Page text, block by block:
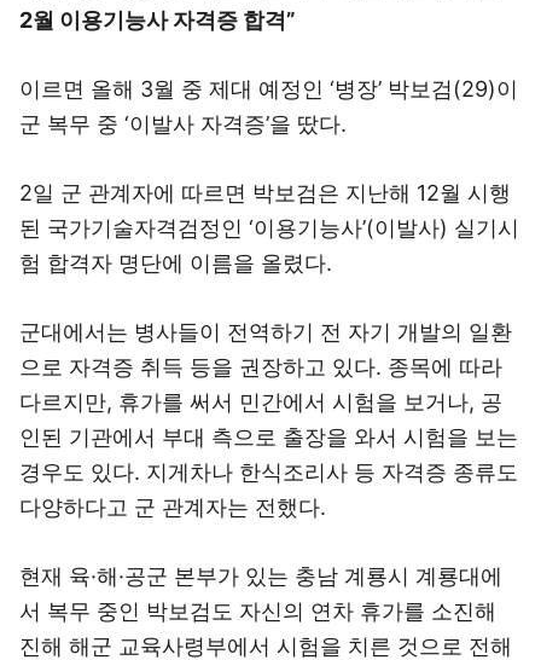
2월 이용기능사 자격증 합격”
이르면 올해 3월 중 제대 예정인 ‘병장’ 박보검(29)이
군 복무 중 ‘이발사 자격증’을 땄다.
2일 군 관계자에 따르면 박보검은 지난해 12월 시행
된 국가기술자격검정인 ‘이용기능사’(이발사) 실기시
험 합격자 명단에 이름을 올렸다.
군대에서는 병사들이 전역하기 전 자기 개발의 일환
으로 자격증 취득 등을 권장하고 있다. 종목에 따라
다르지만, 휴가를 써서 민간에서 시험을 보거나, 공
인된 기관에서 부대 측으로 출장을 와서 시험을 보는
경우도 있다. 지게차나 한식조리사 등 자격증 종류도
다양하다고 군 관계자는 전했다.
현재 육·해·공군 본부가 있는 충남 계룡시 계룡대에
서 복무 중인 박보검도 자신의 연차 휴가를 소진해
진해 해군 교육사령부에서 시험을 치른 것으로 전해